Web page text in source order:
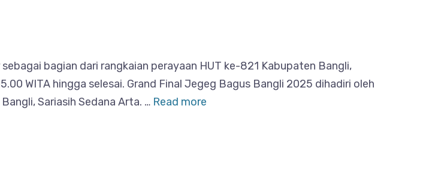
bagian dari rangkaian perayaan HUT ke-821 Kabupaten Bangli,
WITA hingga selesai. Grand Final Jegeg Bagus Bangli 2025 dihadiri oleh
Sariasih Sedana Arta. … Read more